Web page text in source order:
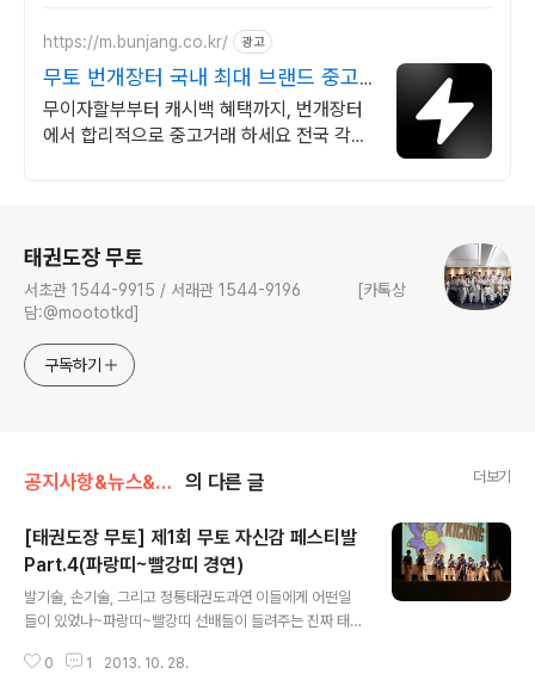
https://m.bunjang.co.kr/ 광고
무토 번개장터 국내 최대 브랜드 중고
거래
무이자할부부터 캐시백 혜택까지, 번개장터
에서 합리적으로 중고거래 하세요 전국 각지
태권도장 무토
서초관 1544-9915 / 서래관 1544-9196 [카톡상
담:@moototkd]
구독하기
공지사항&뉴스&행사/행사/대회 의 다른 글 더보기
[태권도장 무토] 제1회 무토 자신감 페스티발
Part.4(파랑띠~빨강띠 경연)
발기술, 손기술, 그리고 정통태권도과연 이들에게 어떤일
들이 있었나~파랑띠~빨강띠 선배들이 들려주는 진짜 태권
0 1 2013. 10. 28.